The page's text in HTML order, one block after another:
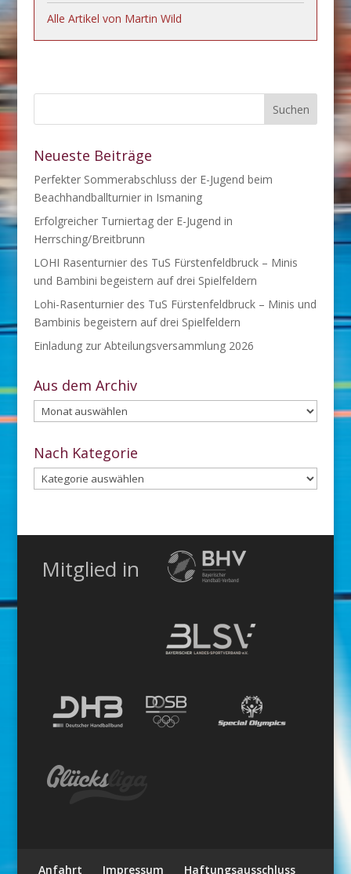
Alle Artikel von Martin Wild
Neueste Beiträge
Perfekter Sommerabschluss der E-Jugend beim
Beachhandballturnier in Ismaning
Erfolgreicher Turniertag der E-Jugend in
Herrsching/Breitbrunn
LOHI Rasenturnier des TuS Fürstenfeldbruck – Minis
und Bambini begeistern auf drei Spielfeldern
Lohi-Rasenturnier des TuS Fürstenfeldbruck – Minis und
Bambinis begeistern auf drei Spielfeldern
Einladung zur Abteilungsversammlung 2026
Aus dem Archiv
Aus
dem
Archiv
Nach Kategorie
Nach
Kategorie
Mitglied in
Anfahrt Impressum Haftungsausschluss